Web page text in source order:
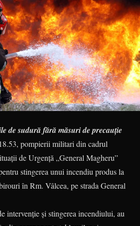
de sudură fără măsuri de precauție
pompierii militari din cadrul
de Urgenţă „General Magheru”
stingerea unui incendiu produs la
în Rm. Vâlcea, pe strada General
intervenţie şi stingerea incendiului, au